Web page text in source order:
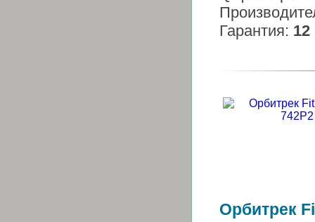
Гарантия:
Орбитрек